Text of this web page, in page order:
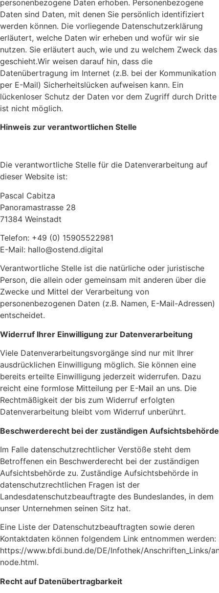
personenbezogene Daten erhoben. Personenbezogene
Daten sind Daten, mit denen Sie persönlich identifiziert
werden können. Die vorliegende Datenschutzerklärung
erläutert, welche Daten wir erheben und wofür wir sie
nutzen. Sie erläutert auch, wie und zu welchem Zweck das
geschieht.Wir weisen darauf hin, dass die
Datenübertragung im Internet (z.B. bei der Kommunikation
per E-Mail) Sicherheitslücken aufweisen kann. Ein
lückenloser Schutz der Daten vor dem Zugriff durch Dritte
ist nicht möglich.
Hinweis zur verantwortlichen Stelle
Die verantwortliche Stelle für die Datenverarbeitung auf
dieser Website ist:
Pascal Cabitza
Panoramastrasse 28
71384 Weinstadt
Telefon: +49 (0) 15905522981
E-Mail: hallo@ostend.digital
Verantwortliche Stelle ist die natürliche oder juristische
Person, die allein oder gemeinsam mit anderen über die
Zwecke und Mittel der Verarbeitung von
personenbezogenen Daten (z.B. Namen, E-Mail-Adressen)
entscheidet.
Widerruf Ihrer Einwilligung zur Datenverarbeitung
Viele Datenverarbeitungsvorgänge sind nur mit Ihrer
ausdrücklichen Einwilligung möglich. Sie können eine
bereits erteilte Einwilligung jederzeit widerrufen. Dazu
reicht eine formlose Mitteilung per E-Mail an uns. Die
Rechtmäßigkeit der bis zum Widerruf erfolgten
Datenverarbeitung bleibt vom Widerruf unberührt.
Beschwerderecht bei der zuständigen Aufsichtsbehörde
Im Falle datenschutzrechtlicher Verstöße steht dem
Betroffenen ein Beschwerderecht bei der zuständigen
Aufsichtsbehörde zu. Zuständige Aufsichtsbehörde in
datenschutzrechtlichen Fragen ist der
Landesdatenschutzbeauftragte des Bundeslandes, in dem
unser Unternehmen seinen Sitz hat.
Eine Liste der Datenschutzbeauftragten sowie deren
Kontaktdaten können folgendem Link entnommen werden:
https://www.bfdi.bund.de/DE/Infothek/Anschriften_Links/
node.html.
Recht auf Datenübertragbarkeit